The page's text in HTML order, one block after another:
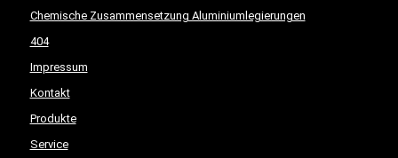
Chemische Zusammensetzung Aluminiumlegierungen
404
Impressum
Kontakt
Produkte
Service